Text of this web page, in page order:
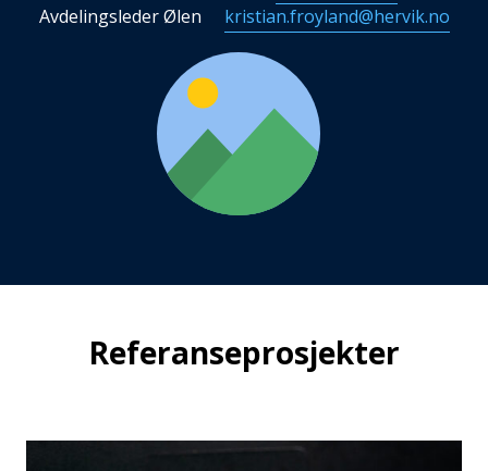
Avdelingsleder Ølen
kristian.froyland@hervik.no
Referanseprosjekter